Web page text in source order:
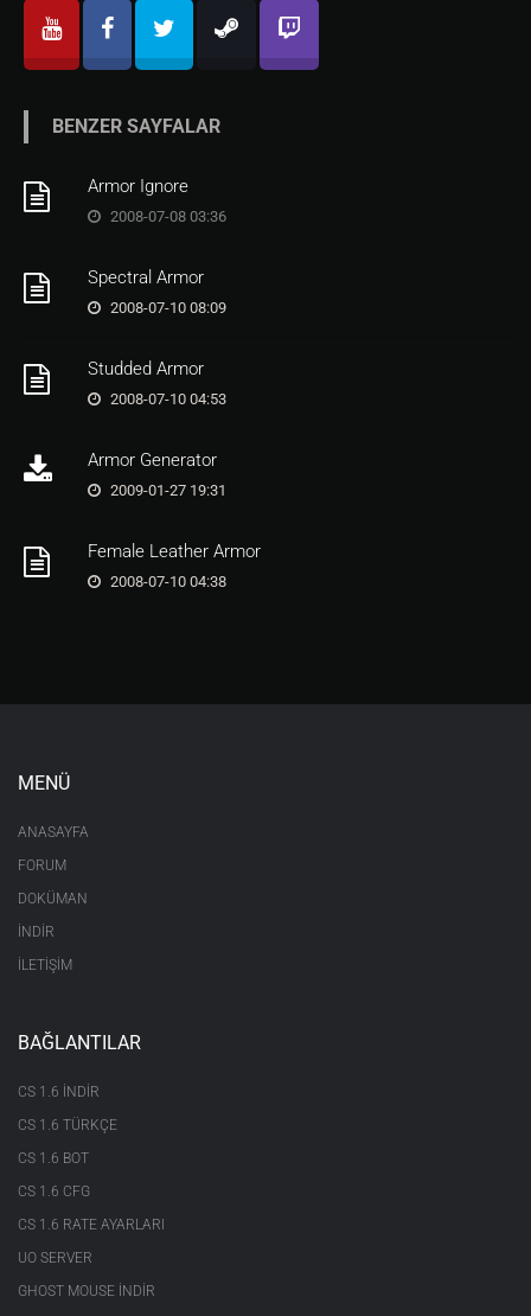
BENZER SAYFALAR
Armor Ignore
2008-07-08 03:36
Spectral Armor
2008-07-10 08:09
Studded Armor
2008-07-10 04:53
Armor Generator
2009-01-27 19:31
Female Leather Armor
2008-07-10 04:38
MENÜ
ANASAYFA
FORUM
DOKÜMAN
İNDİR
İLETİŞİM
BAĞLANTILAR
CS 1.6 INDIR
CS 1.6 TÜRKÇE
CS 1.6 BOT
CS 1.6 CFG
CS 1.6 RATE AYARLARI
UO SERVER
GHOST MOUSE INDIR